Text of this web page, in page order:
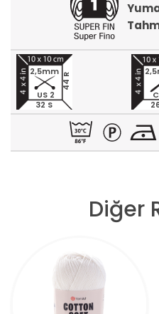
32 S
44 R
2,5mm
US 2
Diğer